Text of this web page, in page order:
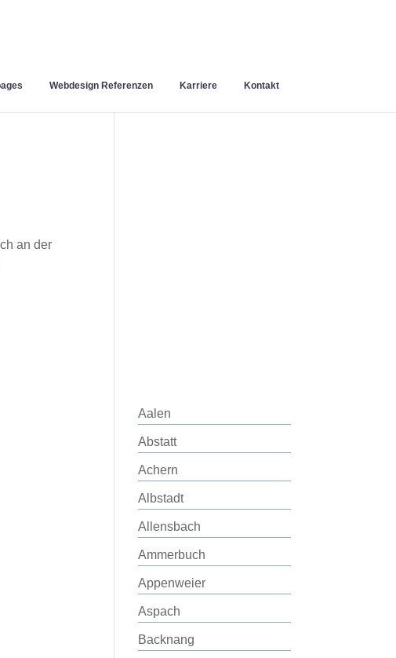
Webdesign Referenzen Karriere Kontakt
an der
Aalen
Abstatt
Achern
Albstadt
Allensbach
Ammerbuch
Appenweier
Aspach
Backnang